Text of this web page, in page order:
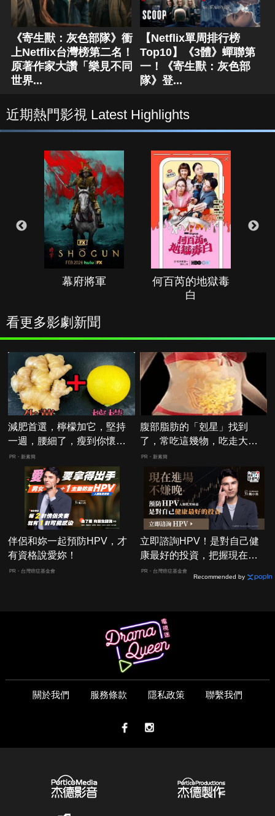
《寄生獸：灰色部隊》衝
上Netflix台灣榜第二名！
原著作家大讚「樂見不同
世界...
【Netflix單周排行榜
Top10】《3體》蟬聯第
一！《寄生獸：灰色部
隊》登...
近期熱門影視 Latest Highlights
幕府將軍
何百芮的地獄毒
白
看更多影劇新聞
減肥首選，檸檬加它，堅持
一週，腰細了，瘦到你懷疑
人生
PR・新素簡
腹部脂肪的「剋星」找到
了，常吃這幾物，吃走大肚
囊，瘦出小蠻腰
PR・新素簡
伴侶和妳一起預防HPV，才
有資格說愛妳！
PR・台灣癌症基金會
立即諮詢HPV！是對自己健
康最好的投資，把握現在不
嫌晚！
PR・台灣癌症基金會
Recommended by
關於我們 服務條款 隱私政策 聯繫我們